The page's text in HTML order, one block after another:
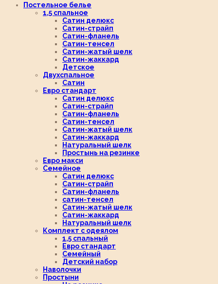
Постельное белье
1,5 спальное
Сатин делюкс
Сатин-страйп
Сатин-фланель
Сатин-тенсел
Сатин-жатый шелк
Сатин-жаккард
Детское
Двухспальное
Сатин
Евро стандарт
Сатин делюкс
Сатин-страйп
Сатин-фланель
Сатин-тенсел
Сатин-жатый шелк
Сатин-жаккард
Натуральный шелк
Простынь на резинке
Евро макси
Семейное
Сатин делюкс
Сатин-страйп
Сатин-фланель
сатин-тенсел
Сатин-жатый шелк
Сатин-жаккард
Натуральный шелк
Комплект с одеялом
1,5 спальный
Евро стандарт
Семейный
Детский набор
Наволочки
Простыни